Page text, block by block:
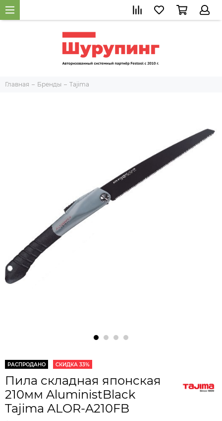
Главная Бренды Tajima
РАСПРОДАНО СКИДКА 33%
Пила складная японская
210мм AluministBlack
Tajima ALOR-A210FB